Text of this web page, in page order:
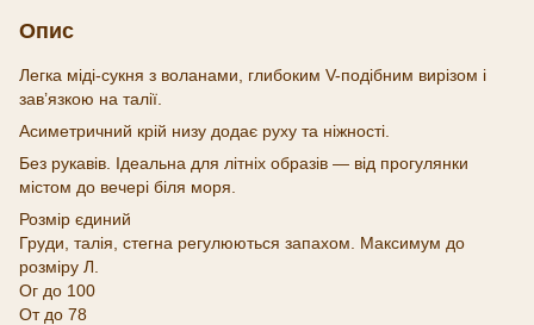
Опис
Легка міді-сукня з воланами, глибоким V-подібним вирізом і
зав’язкою на талії.
Асиметричний крій низу додає руху та ніжності.
Без рукавів. Ідеальна для літніх образів — від прогулянки
містом до вечері біля моря.
Розмір єдиний
Груди, талія, стегна регулюються запахом. Максимум до
розміру Л.
Ог до 100
От до 78